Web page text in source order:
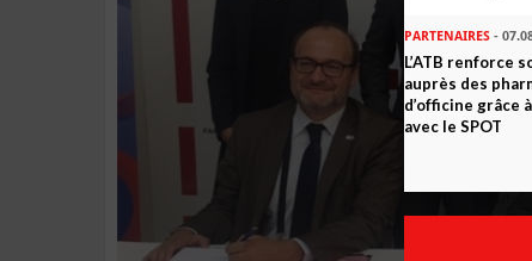
PARTENAIRES -
L’ATB renforce
auprès des
d’officine grâce
avec le SPOT